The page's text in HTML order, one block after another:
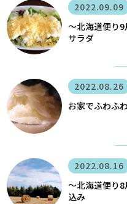
2022.09.09
〜北海道便り
サラダ
2022.08.26
お家でふわふ
2022.08.16
〜北海道便り
込み